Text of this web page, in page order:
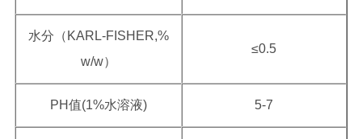
水分（KARL-FISHER,%
w/w）
≤0.5
PH值(1%水溶液) 5-7